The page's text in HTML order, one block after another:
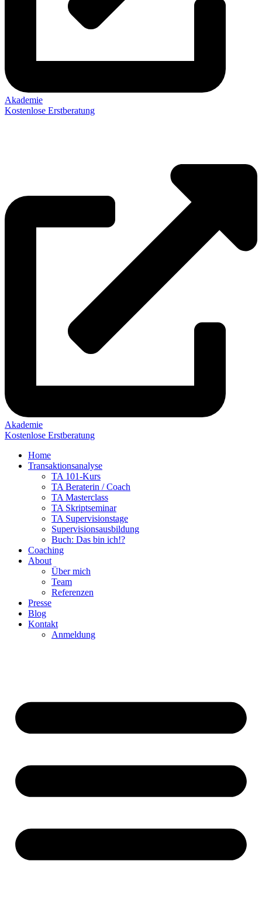
Akademie
Kostenlose Erstberatung
Akademie
Kostenlose Erstberatung
Home
Transaktionsanalyse
TA 101-Kurs
TA Beraterin / Coach
TA Masterclass
TA Skriptseminar
TA Supervisionstage
Supervisionsausbildung
Buch: Das bin ich!?
Coaching
About
Über mich
Team
Referenzen
Presse
Blog
Kontakt
Anmeldung